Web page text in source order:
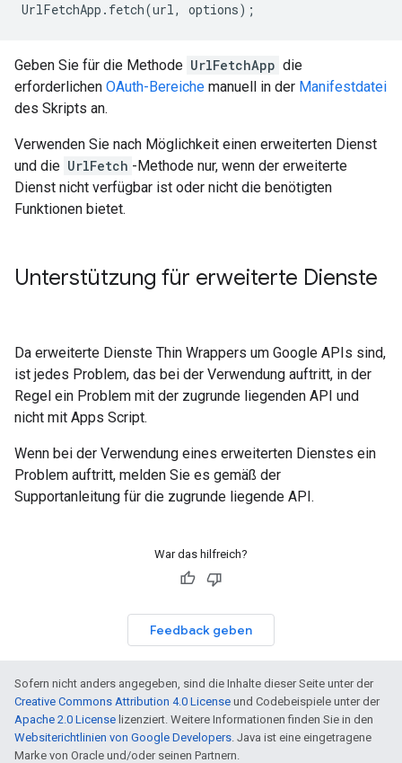
UrlFetchApp . fetch(url, options);
Geben Sie für die Methode UrlFetchApp die
erforderlichen OAuth-Bereiche manuell in der Manifestdatei
des Skripts an.
Verwenden Sie nach Möglichkeit einen erweiterten Dienst
und die UrlFetch -Methode nur, wenn der erweiterte
Dienst nicht verfügbar ist oder nicht die benötigten
Funktionen bietet.
Unterstützung für erweiterte Dienste
Da erweiterte Dienste Thin Wrappers um Google APIs sind,
ist jedes Problem, das bei der Verwendung auftritt, in der
Regel ein Problem mit der zugrunde liegenden API und
nicht mit Apps Script.
Wenn bei der Verwendung eines erweiterten Dienstes ein
Problem auftritt, melden Sie es gemäß der
Supportanleitung für die zugrunde liegende API.
War das hilfreich?
Feedback geben
Sofern nicht anders angegeben, sind die Inhalte dieser Seite unter der
Creative Commons Attribution 4.0 License und Codebeispiele unter der
Apache 2.0 License lizenziert. Weitere Informationen finden Sie in den
Websiterichtlinien von Google Developers. Java ist eine eingetragene
Marke von Oracle und/oder seinen Partnern.